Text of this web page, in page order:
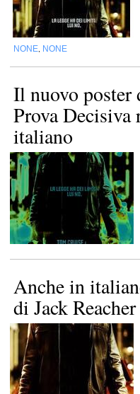
NONE NONE
Il nuovo poster
Prova Decisiva
italiano
Anche in
di Jack